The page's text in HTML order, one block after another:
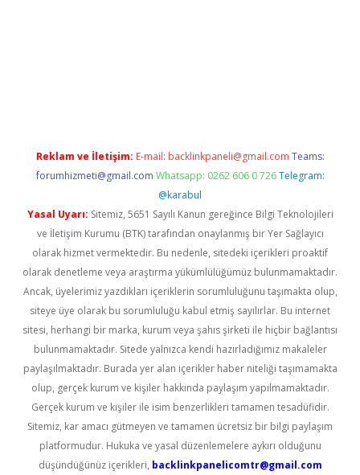
Reklam ve İletişim: E-mail: backlinkpaneli@gmail.com Teams:
forumhizmeti@gmail.com Whatsapp: 0262 606 0 726 Telegram:
@karabul
Yasal Uyarı: Sitemiz, 5651 Sayılı Kanun gereğince Bilgi Teknolojileri
ve İletişim Kurumu (BTK) tarafından onaylanmış bir Yer Sağlayıcı
olarak hizmet vermektedir. Bu nedenle, sitedeki içerikleri proaktif
olarak denetleme veya araştırma yükümlülüğümüz bulunmamaktadır.
Ancak, üyelerimiz yazdıkları içeriklerin sorumluluğunu taşımakta olup,
siteye üye olarak bu sorumluluğu kabul etmiş sayılırlar. Bu internet
sitesi, herhangi bir marka, kurum veya şahıs şirketi ile hiçbir bağlantısı
bulunmamaktadır. Sitede yalnızca kendi hazırladığımız makaleler
paylaşılmaktadır. Burada yer alan içerikler haber niteliği taşımamakta
olup, gerçek kurum ve kişiler hakkında paylaşım yapılmamaktadır.
Gerçek kurum ve kişiler ile isim benzerlikleri tamamen tesadüfidir.
Sitemiz, kar amacı gütmeyen ve tamamen ücretsiz bir bilgi paylaşım
platformudur. Hukuka ve yasal düzenlemelere aykırı olduğunu
düşündüğünüz içerikleri, backlinkpanelicomtr@gmail.com